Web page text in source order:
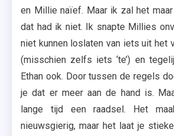
en Millie naïef. Maar ik zal het
dat had ik niet. Ik snapte Millies
niet kunnen loslaten van iets uit het
(misschien zelfs iets ‘te’) en
Ethan ook. Door tussen de regels
je dat er meer aan de hand is.
lange tijd een raadsel. Het
nieuwsgierig, maar het laat je